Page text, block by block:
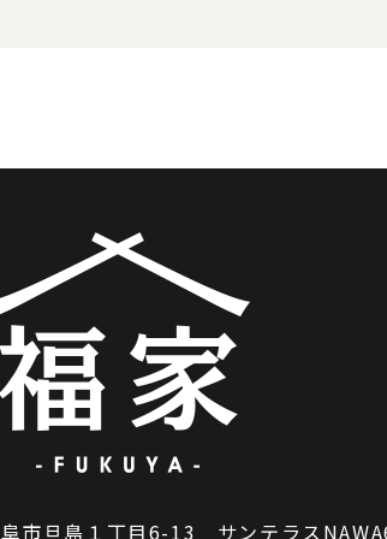
市旦島１丁目6-13 サンテラス